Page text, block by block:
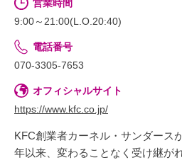
営業時間
9:00～21:00(L.O.20:40)
電話番号
070-3305-7653
オフィシャルサイト
https://www.kfc.co.jp/
KFC創業者カーネル・サンダース
年以来、変わることなく受け継が